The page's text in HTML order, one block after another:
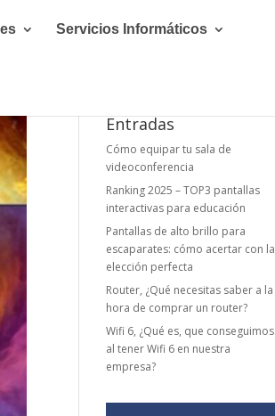
Servicios Informáticos
Entradas
Cómo equipar tu sala de
videoconferencia
Ranking 2025 – TOP3 pantallas
interactivas para educación
Pantallas de alto brillo para
escaparates: cómo acertar con la
elección perfecta
Router, ¿Qué necesitas saber a la
hora de comprar un router?
Wifi 6, ¿Qué es, que conseguimos
al tener Wifi 6 en nuestra
empresa?